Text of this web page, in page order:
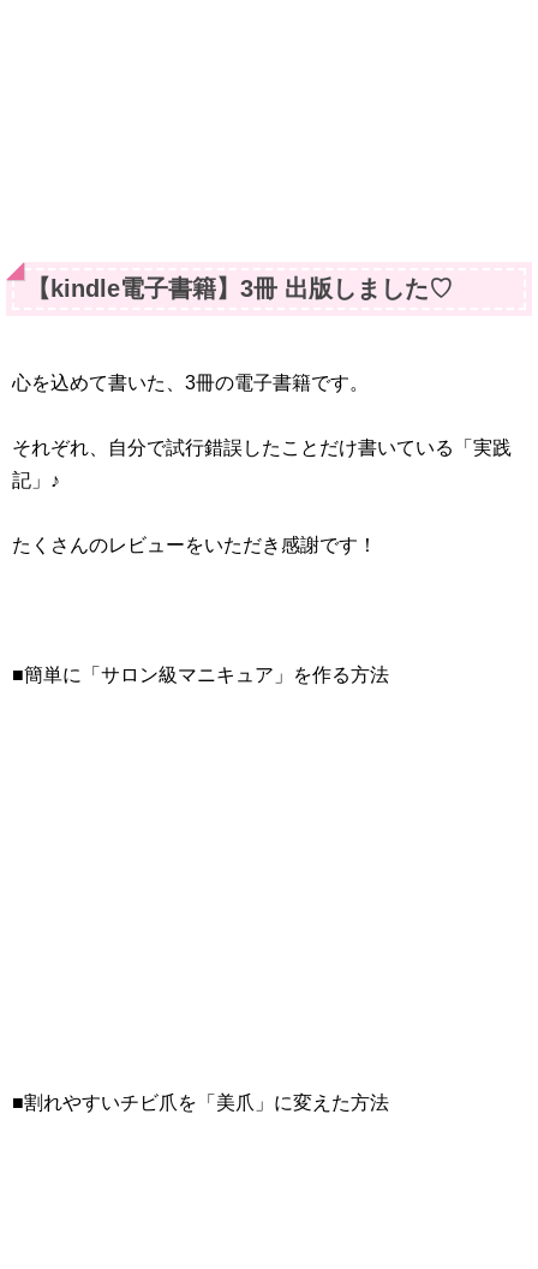
【kindle電子書籍】3冊 出版しました♡
心を込めて書いた、3冊の電子書籍です。
それぞれ、自分で試行錯誤したことだけ書いている「実践
記」♪
たくさんのレビューをいただき感謝です！
■簡単に「サロン級マニキュア」を作る方法
■割れやすいチビ爪を「美爪」に変えた方法